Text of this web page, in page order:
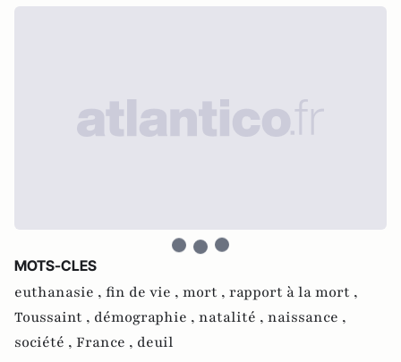
MOTS-CLES
euthanasie , fin de vie , mort , rapport à la mort ,
Toussaint , démographie , natalité , naissance ,
société , France , deuil